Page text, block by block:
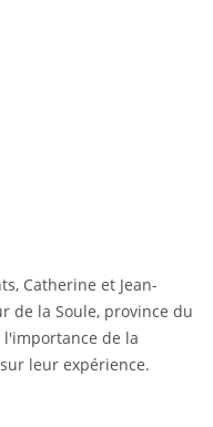
Catherine et Jean-
de la Soule, province du
de la
leur expérience.